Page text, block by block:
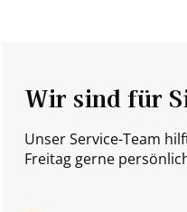
Wir sind für
Unser Service-Team
Freitag gerne